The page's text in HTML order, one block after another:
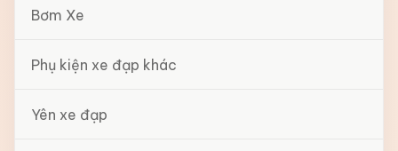
Bơm Xe
Phụ kiện xe đạp khác
Yên xe đạp